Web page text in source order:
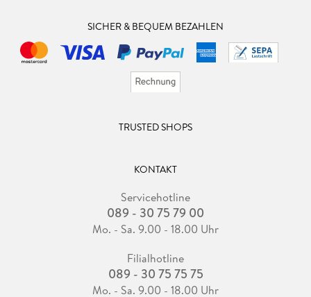
SICHER & BEQUEM BEZAHLEN
TRUSTED SHOPS
KONTAKT
Servicehotline
089 - 30 75 79 00
Mo. - Sa. 9.00 - 18.00 Uhr
Filialhotline
089 - 30 75 75 75
Mo. - Sa. 9.00 - 18.00 Uhr